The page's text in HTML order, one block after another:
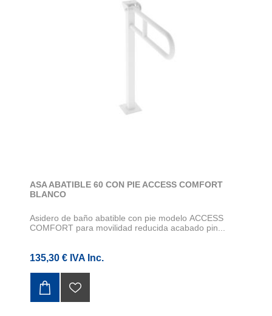
ASA ABATIBLE 60 CON PIE ACCESS COMFORT
BLANCO
Asidero de baño abatible con pie modelo ACCESS
COMFORT para movilidad reducida acabado pin...
135,30 € IVA Inc.